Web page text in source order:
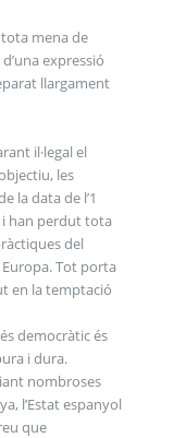
tota mena de
expressió
llargament
il·legal el
les
i han perdut tota
del
en la temptació
democràtic és
i dura.
nombroses
l’Estat espanyol
que